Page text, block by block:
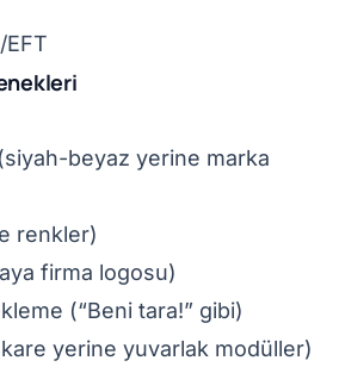
beyaz yerine marka
renkler)
firma logosu)
(“Beni tara!” gibi)
yerine yuvarlak modüller)